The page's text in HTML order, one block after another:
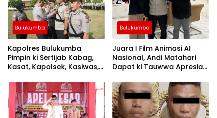
Bulukumba
Kapolres Bulukumba
Pimpin ki Sertijab Kabag,
Kasat, Kapolsek, Kasiwas,
Bulukumba
Juara I Film Animasi AI
Nasional, Andi Matahari
Dapat ki Tauwwa Apresiasi